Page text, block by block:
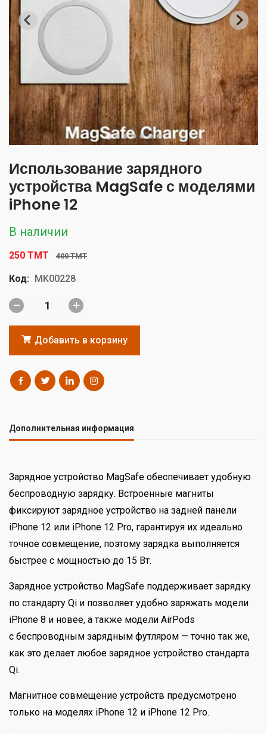
Использование зарядного
устройства MagSafe с моделями
iPhone 12
В наличии
250 TMT 400 TMT
Код: MK00228
Добавить в корзину
Дополнительная информация
Зарядное устройство MagSafe обеспечивает удобную
беспроводную зарядку. Встроенные магниты
фиксируют зарядное устройство на задней панели
iPhone 12 или iPhone 12 Pro, гарантируя их идеально
точное совмещение, поэтому зарядка выполняется
быстрее с мощностью до 15 Вт.
Зарядное устройство MagSafe поддерживает зарядку
по стандарту Qi и позволяет удобно заряжать модели
iPhone 8 и новее, а также модели AirPods
с беспроводным зарядным футляром — точно так же,
как это делает любое зарядное устройство стандарта
Qi.
Магнитное совмещение устройств предусмотрено
только на моделях iPhone 12 и iPhone 12 Pro.